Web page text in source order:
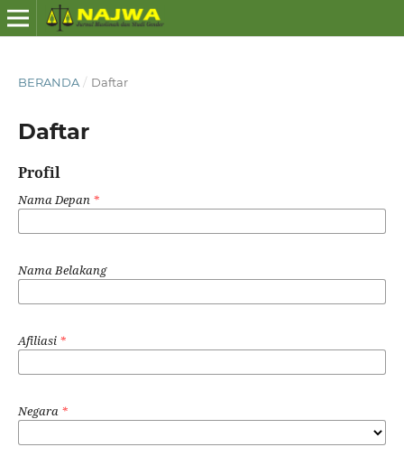
BERANDA / Daftar
Daftar
Profil
Nama Depan *
Nama Belakang
Afiliasi *
Negara *